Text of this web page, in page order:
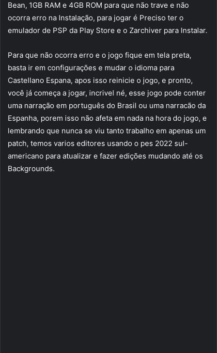
Bean, 1GB RAM e 4GB ROM para que não trave e não
ocorra erro na Instalação, para jogar é Preciso ter o
emulador de PSP da Play Store e o Zarchiver para Instalar.
Para que não ocorra erro e o jogo fique em tela preta,
basta ir em configurações e mudar o idioma para
Castellano Espana, apos isso reinicie o jogo, e pronto,
você já começa a jogar, incrivel né, esse jogo pode conter
uma narração em português do Brasil ou uma narracão da
Espanha, porem isso não afeta em nada na hora do jogo, e
lembrando que nunca se viu tanto trabalho em apenas um
patch, temos varios editores usando o pes 2022 sul-
americano para atualizar e fazer edições mudando até os
Backgrounds.